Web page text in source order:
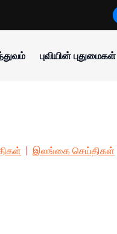
புவியின் புதுமைகள்
இலங்கை செய்திகள்